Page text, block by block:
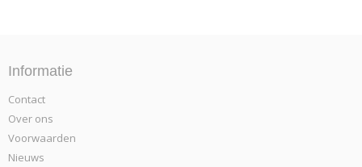
Informatie
Contact
Over ons
Voorwaarden
Nieuws